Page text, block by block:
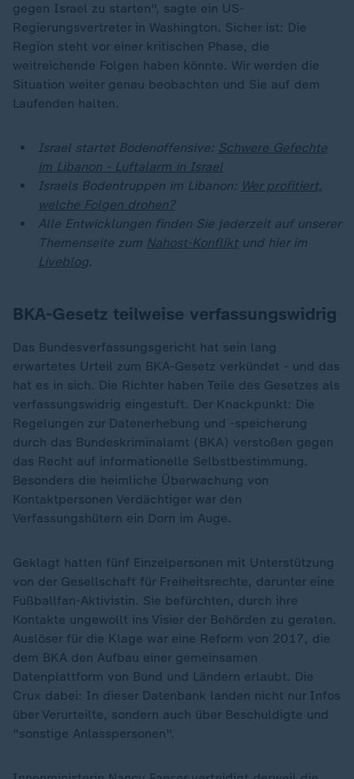
gegen Israel zu starten", sagte ein US-
Regierungsvertreter in Washington. Sicher ist: Die
Region steht vor einer kritischen Phase, die
weitreichende Folgen haben könnte. Wir werden die
Situation weiter genau beobachten und Sie auf dem
Laufenden halten.
Israel startet Bodenoffensive: Schwere Gefechte
im Libanon - Luftalarm in Israel
Israels Bodentruppen im Libanon: Wer profitiert,
welche Folgen drohen?
Alle Entwicklungen finden Sie jederzeit auf unserer
Themenseite zum Nahost-Konfliktund hier im
Liveblog.
BKA-Gesetz teilweise verfassungswidrig
Das Bundesverfassungsgericht hat sein lang
erwartetes Urteil zum BKA-Gesetz verkündet - und das
hat es in sich. Die Richter haben Teile des Gesetzes als
verfassungswidrig eingestuft. Der Knackpunkt: Die
Regelungen zur Datenerhebung und -speicherung
durch das Bundeskriminalamt (BKA) verstoßen gegen
das Recht auf informationelle Selbstbestimmung.
Besonders die heimliche Überwachung von
Kontaktpersonen Verdächtiger war den
Verfassungshütern ein Dorn im Auge.
Geklagt hatten fünf Einzelpersonen mit Unterstützung
von der Gesellschaft für Freiheitsrechte, darunter eine
Fußballfan-Aktivistin. Sie befürchten, durch ihre
Kontakte ungewollt ins Visier der Behörden zu geraten.
Auslöser für die Klage war eine Reform von 2017, die
dem BKA den Aufbau einer gemeinsamen
Datenplattform von Bund und Ländern erlaubt. Die
Crux dabei: In dieser Datenbank landen nicht nur Infos
über Verurteilte, sondern auch über Beschuldigte und
"sonstige Anlasspersonen".